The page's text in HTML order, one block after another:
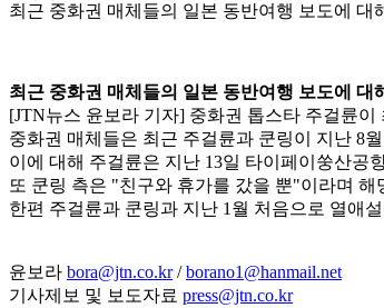
최근 중화권 매체들의 일본 동반여행 보도에 대
최근 중화권 매체들의 일본 동반여행 보도에 대
[JTN뉴스 윤보라 기자] 중화권 톱스타 주걸륜
중화권 매체들은 최근 주걸륜과 쿤링이 지난 8
이에 대해 주걸륜은 지난 13일 타이페이쑹산공
또 쿤링 측은 "친구와 휴가를 갔을 뿐"이라며 해
한편 주걸륜과 쿤링과 지난 1월 처음으로 열애
윤보라 bora@jtn.co.kr/borano1@hanmail.net
기사제보 및 보도자료 press@jtn.co.kr